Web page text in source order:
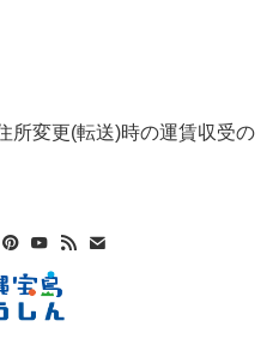
所変更(転送)時の運賃収受の